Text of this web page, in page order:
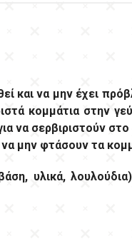
και να μην έχει
κομμάτια στην
να σερβιριστούν
να μην φτάσουν τα
υλικά,